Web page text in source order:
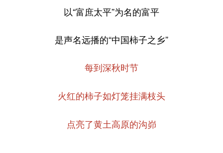
以“富庶太平”为名的富平
是声名远播的“中国柿子之乡”
每到深秋时节
火红的柿子如灯笼挂满枝头
点亮了黄土高原的沟峁